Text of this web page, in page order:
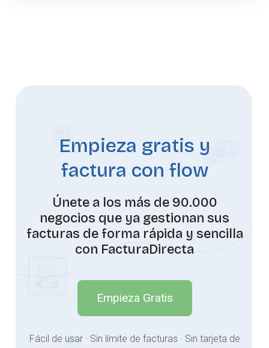
Empieza gratis y
factura con flow
Únete a los más de 90.000
negocios que ya gestionan sus
facturas de forma rápida y sencilla
con FacturaDirecta
Empieza Gratis
Fácil de usar · Sin límite de facturas · Sin tarjeta de